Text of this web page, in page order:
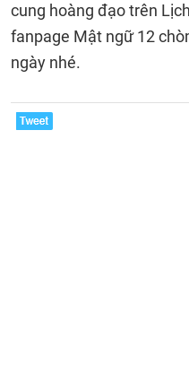
cung hoàng đạo trên
fanpage Mật ngữ 12
ngày nhé.